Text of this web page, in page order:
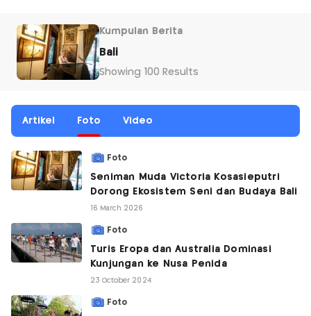
Kumpulan Berita
Bali
Showing 100 Results
Artikel Foto Video
Foto
Seniman Muda Victoria Kosasieputri
Dorong Ekosistem Seni dan Budaya Bali
16 March 2026
Foto
Turis Eropa dan Australia Dominasi
Kunjungan ke Nusa Penida
23 October 2024
Foto